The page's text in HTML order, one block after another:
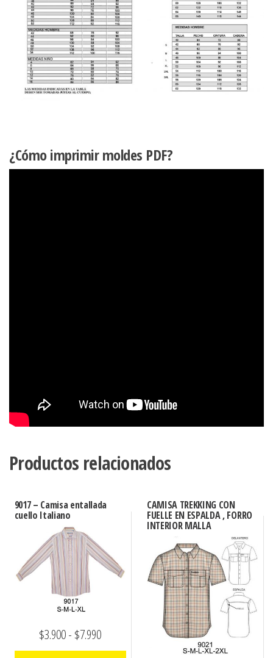
¿Cómo imprimir moldes PDF?
Productos relacionados
9017 – Camisa entallada
cuello Italiano
$3.900- $7.990Rango
de
CAMISA TREKKING CON
FUELLE EN ESPALDA , FORRO
INTERIOR MALLA